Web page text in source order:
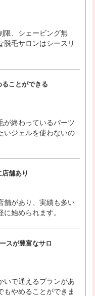
限、シェービング無
脱毛サロンはシースリ
ことができる
が終わっているパーツ
いジェルを使わないの
舗あり
舗があり、実績も多い
始められます。
スが豊富なサロ
いで通えるプランがあ
もやめることができま